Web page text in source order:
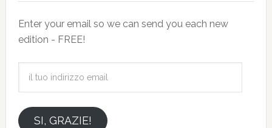
Enter your email so we can send you each new
edition - FREE!
emailSI, GRAZIE!